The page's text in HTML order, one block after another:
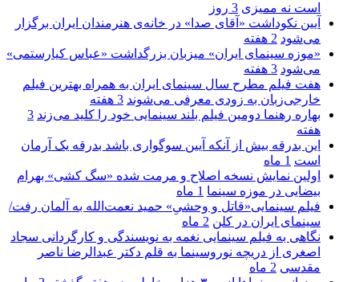
است نه ممیزی 3 روز
آیین نکوداشت «آقای صدا» در خانه‌ی هنرمندان ایران برگزار
می‌شود 2 هفته
«موزه سینمای ایران» میزبان بزرگداشت «عباس کیارستمی»
می‌شود 3 هفته
هفت فیلم مطرح سال سینمای ایران به همراه بهترین فیلم
خارجی‌زبان به زودی معرفی می‌شوند 3 هفته
بهاره رهنما دومین فیلم بلند سینمایی خود را کلید می‌زند 3
هفته
این بدرقه بیش از آنکه آیین سوگواری باشد بدرقه یک آرمان
است 1 ماه
اولین نمایش نسخه اصلاح و مرمت شده «سگ کشی» بهرام
بیضایی در موزه سینما 1 ماه
فیلم سینمایی«قاتل و وحشیِ» حمید نعمت‌الله به آلمان رفت/
سینمای ایران در کلن 2 ماه
نگاهی به فیلم سینمایی نغمه به نویسندگی و کارگردانی سجاد
اصغری از دریچه نوروسینما به قلم دکتر عبدالرضا ناصر
مقدسی 2 ماه